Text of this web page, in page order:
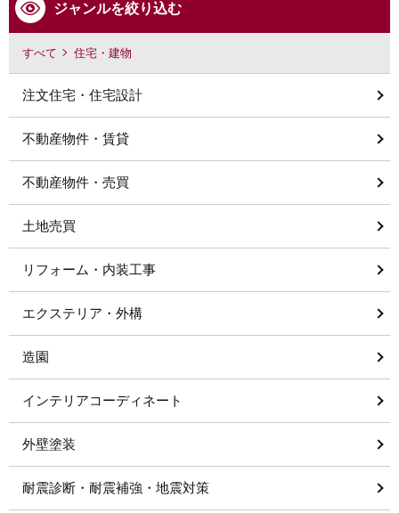
ジャンルを絞り込む
すべて 住宅・建物
注文住宅・住宅設計
不動産物件・賃貸
不動産物件・売買
土地売買
リフォーム・内装工事
エクステリア・外構
造園
インテリアコーディネート
外壁塗装
耐震診断・耐震補強・地震対策